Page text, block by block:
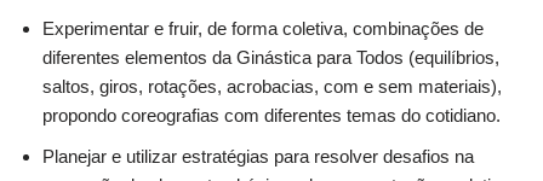
Experimentar e fruir, de forma coletiva, combinações de
diferentes elementos da Ginástica para Todos (equilíbrios,
saltos, giros, rotações, acrobacias, com e sem materiais),
propondo coreografias com diferentes temas do cotidiano.
Planejar e utilizar estratégias para resolver desafios na